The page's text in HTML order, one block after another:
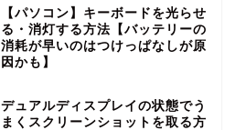
【パソコン】キーボードを光らせ
る・消灯する方法【バッテリーの
消耗が早いのはつけっぱなしが原
因かも】
デュアルディスプレイの状態でう
まくスクリーンショットを取る方